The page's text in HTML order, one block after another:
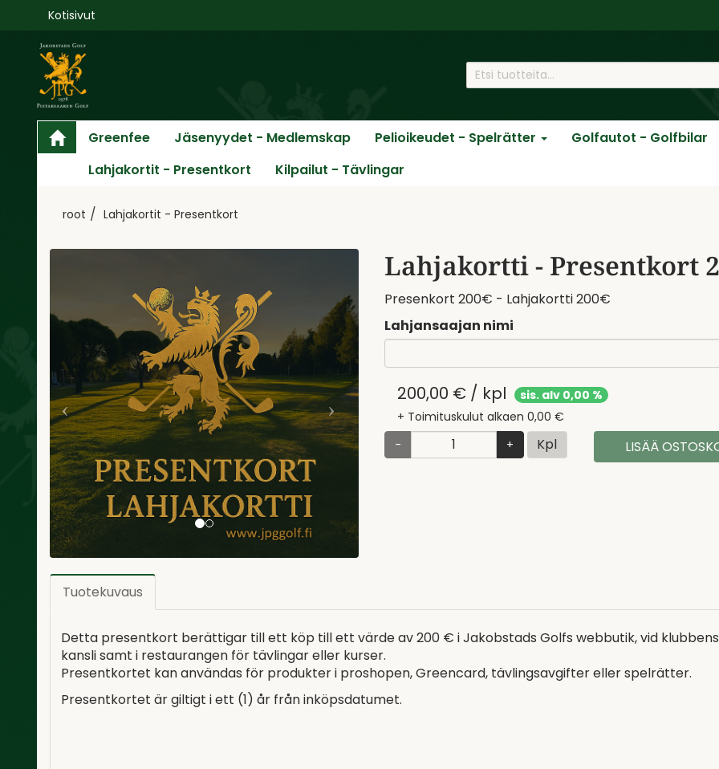
Kotisivut
Greenfee Jäsenyydet - Medlemskap Pelioikeudet - Spelrätter
Golfautot - Golfbilar
Lahjakortit - Presentkort
Kilpailut - Tävlingar
root Lahjakortit - Presentkort
Lahjakortti - Presentkort
Presenkort 200€ - Lahjakortti 200€
Lahjansaajan nimi
200,00 € / kpl
sis. alv 0,00 %
+ Toimituskulut alkaen 0,00 €
-
+ Kpl LISÄÄ
Tuotekuvaus
Detta presentkort berättigar till ett köp till ett värde av 200 € i Jakobstads Golfs webbutik, vid klubbens
kansli samt i restaurangen för tävlingar eller kurser.
Presentkortet kan användas för produkter i proshopen, Greencard, tävlingsavgifter eller spelrätter.
Presentkortet är giltigt i ett (1) år från inköpsdatumet.